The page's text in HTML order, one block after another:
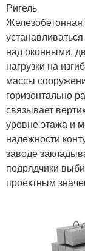
Ригель
Железобетонная
над оконными,
нагрузки на
массы
горизонтально
связывает
уровне этажа и
надежности
заводе
подрядчики
проектным